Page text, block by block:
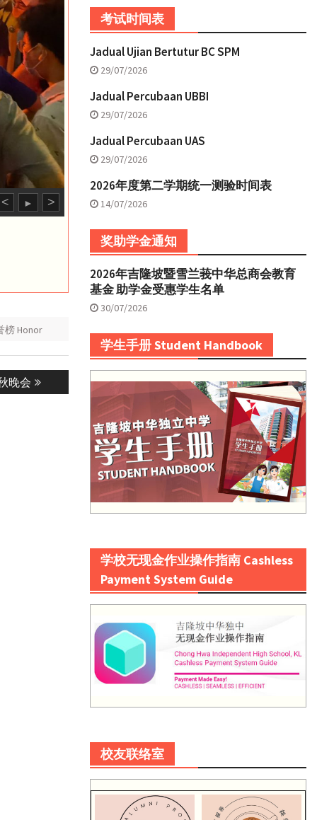
< ► >
榜 Honor
晚会
考试时间表
Jadual Ujian Bertutur BC SPM
29/07/2026
Jadual Percubaan UBBI
29/07/2026
Jadual Percubaan UAS
29/07/2026
2026年度第二学期统一测验时间表
14/07/2026
奖助学金通知
2026年吉隆坡暨雪兰莪中华总商会教育
基金 助学金受惠学生名单
30/07/2026
学生手册 Student Handbook
学校无现金作业操作指南 Cashless
Payment System Guide
校友联络室